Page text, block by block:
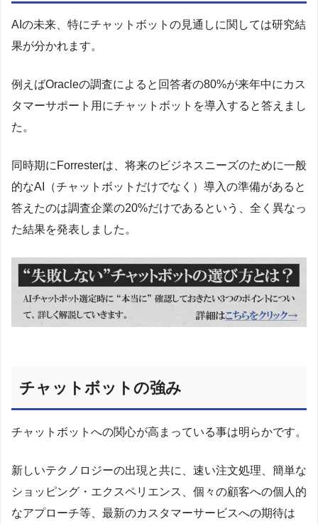
AIの未来、特にチャットボットの見通しに関しては研究結
果が分かれます。
例えばOracleの調査によると回答者の80%が来年中にカス
タマーサポート用にチャットボットを導入すると答えまし
た。
同時期にForresterは、将来のビジネスニーズのために一般
的なAI（チャットボットだけでなく）導入の準備があると
答えたのは調査企業の20%だけであるという、全く異なっ
た結果を発表しました。
チャットボットの強み
チャットボットへの関心が高まっている事は明らかです。
新しいテクノロジーの出現と共に、速い注文処理、簡単な
ショッピング・エクスペリエンス、個々の顧客への個人的
なアプローチ等、最新のカスタマーサービスへの期待は